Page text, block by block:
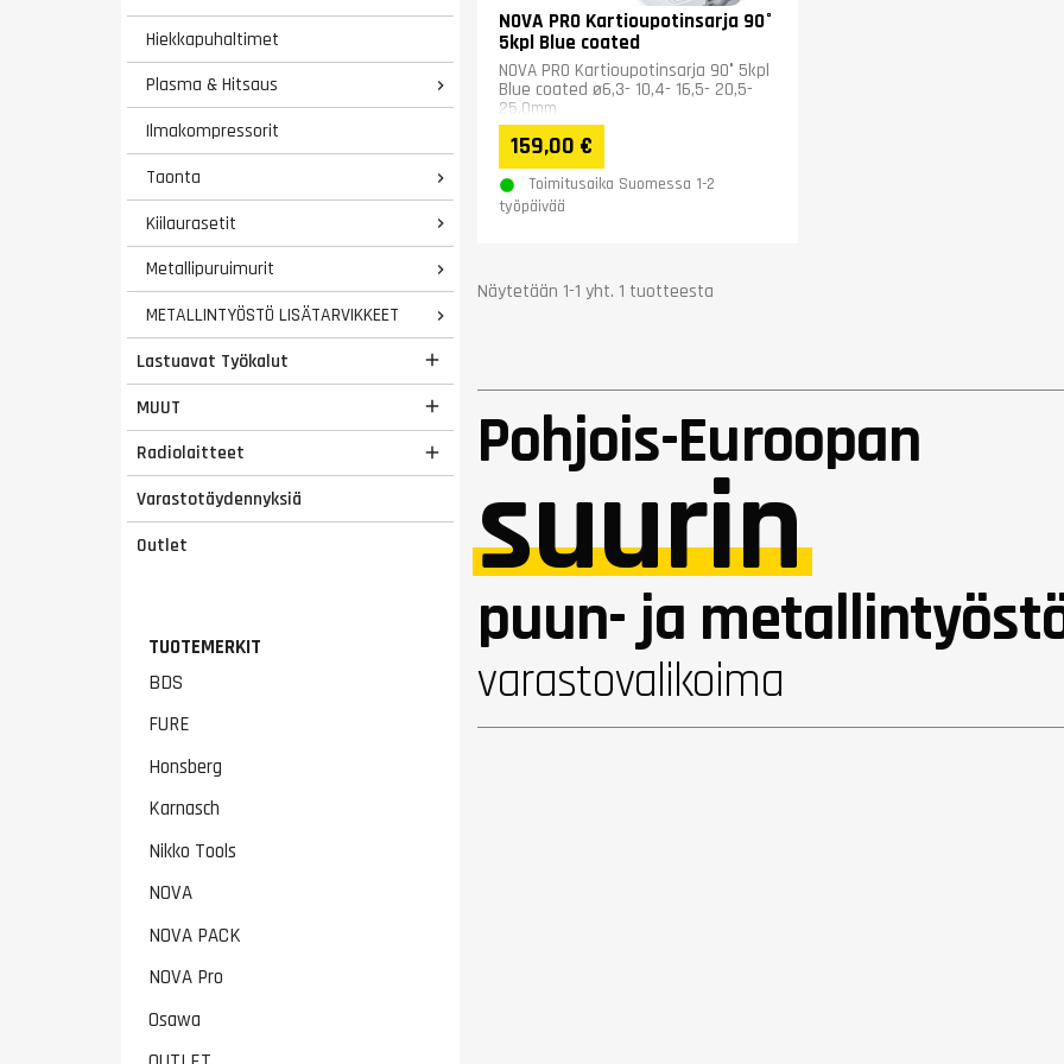
Hiekkapuhaltimet
Plasma & Hitsaus

Ilmakompressorit
Taonta

Kiilaurasetit 
Metallipuruimurit 
METALLINTYÖSTÖ LISÄTARVIKKEET 
Lastuavat Työkalut 
MUUT 
Radiolaitteet 
Varastotäydennyksiä
Outlet
TUOTEMERKIT
BDS
FURE
Honsberg
Karnasch
Nikko Tools
NOVA
NOVA PACK
NOVA Pro
Osawa
NOVA PRO Kartioupotinsarja 90°
5kpl Blue coated
NOVA PRO Kartioupotinsarja 90° 5kpl
Blue coated ø6,3- 10,4- 16,5- 20,5-
25,0mm
159,00 €
Toimitusaika Suomessa 1-2
työpäivää
Näytetään 1-1 yht. 1 tuotteesta
Pohjois-Euroopan
suurin
puun- ja
varastovalikoima